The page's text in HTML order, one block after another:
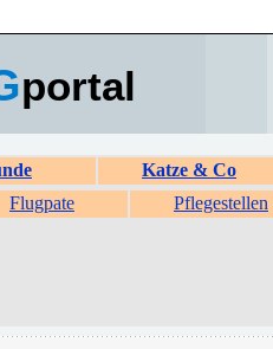
portal
Katze & Co
Flugpate Pflegestellen